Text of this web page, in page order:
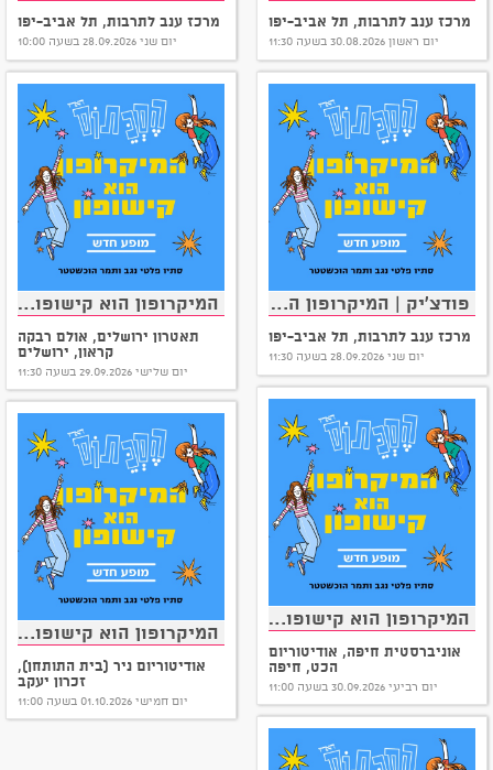
מרכז ענב לתרבות, תל אביב-יפו
יום ראשון 30.08.2026 בשעה 11:30
מרכז ענב לתרבות, תל אביב-יפו
יום שני 28.09.2026 בשעה 10:00
פודצ'יק | המיקרופון הוא קישופון – מופע חדש מבית הסכתוס!
מרכז ענב לתרבות, תל אביב-יפו
יום שני 28.09.2026 בשעה 11:30
המיקרופון הוא קישופון - הסכתוס במופע חדש!
תאטרון ירושלים, אולם רבקה
קראון, ירושלים
יום שלישי 29.09.2026 בשעה 11:30
המיקרופון הוא קישופון - הסכתוס במופע חדש!
אוניברסטית חיפה, אודיטוריום
הכט, חיפה
יום רביעי 30.09.2026 בשעה 11:00
המיקרופון הוא קישופון - הסכתוס במופע חדש!
אודיטוריום ניר (בית התותחן),
זכרון יעקב
יום חמישי 01.10.2026 בשעה 11:00